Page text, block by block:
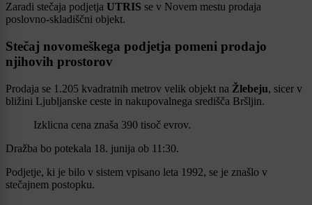
Zaradi stečaja podjetja UTRIS se v Novem mestu prodaja
poslovno-skladiščni objekt.
Stečaj novomeškega podjetja pomeni prodajo
njihovih prostorov
Prodaja se 1.205 kvadratnih metrov velik objekt na Žlebeju, sicer v
bližini Ljubljanske ceste in nakupovalnega središča Bršljin.
Izklicna cena znaša 390 tisoč evrov.
Dražba bo potekala 18. junija ob 11:30.
Podjetje, ki je bilo v sistem vpisano leta 1992, se je znašlo v
stečajnem postopku.